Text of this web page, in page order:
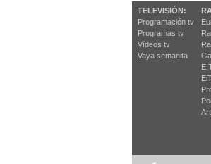
TELEVISIÓN:
Programación tv
Programas tv
Vídeos tv
Vaya semanita